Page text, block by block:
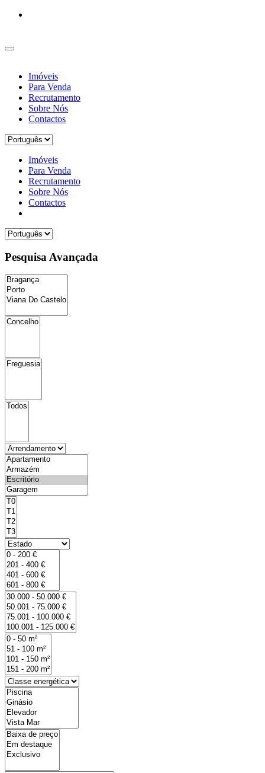
Imóveis
Para Venda
Recrutamento
Sobre Nós
Contactos
Imóveis
Para Venda
Recrutamento
Sobre Nós
Contactos
Pesquisa Avançada